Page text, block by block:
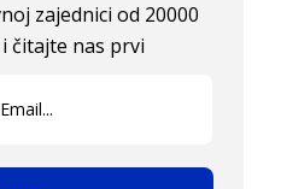
zajednici od 20000
čitajte nas prvi